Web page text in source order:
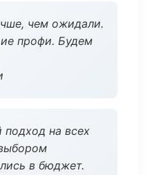
чем ожидали.
профи. Будем
на всех
в бюджет.